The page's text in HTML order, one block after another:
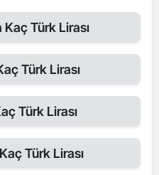
Kaç Türk Lirası
Türk Lirası
Türk Lirası
Kaç Türk Lirası